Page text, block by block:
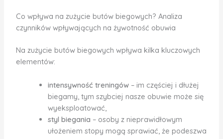
Co wpływa na zużycie butów biegowych? Analiza
czynników wpływających na żywotność obuwia
Na zużycie butów biegowych wpływa kilka kluczowych
elementów:
intensywność treningów– im częściej i dłużej
biegamy, tym szybciej nasze obuwie może się
wyeksploatować,
styl biegania – osoby z nieprawidłowym
ułożeniem stopy mogą sprawiać, że podeszwa